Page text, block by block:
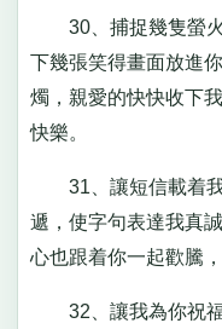
30、捕捉幾隻螢火
下幾張笑得畫面放進
燭，親愛的快快收下
快樂。
31、讓短信載着我
遞，使字句表達我真
心也跟着你一起歡騰
32、讓我為你祝福